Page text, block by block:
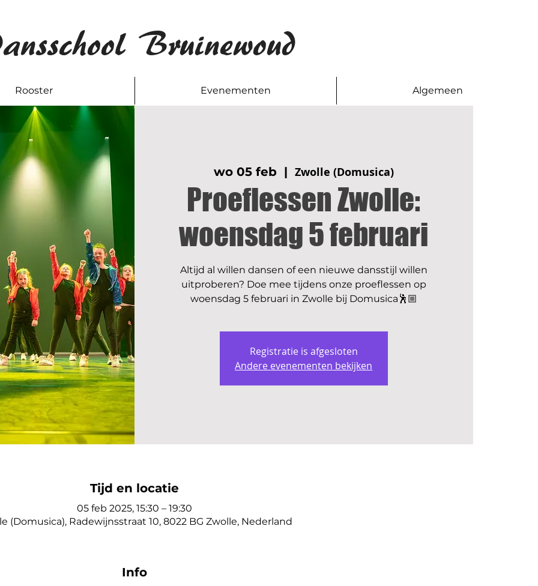
Bruinewoud
Rooster Evenementen Algemeen
wo 05 feb
  |
Zwolle (Domusica)
Proeflessen Zwolle:
woensdag 5 februari
Altijd al willen dansen of een nieuwe dansstijl willen
uitproberen? Doe mee tijdens onze proeflessen op
woensdag 5 februari in Zwolle bij Domusica🕺🏼
Registratie is afgesloten
Andere evenementen bekijken
Tijd en locatie
05 feb 2025, 15:30 – 19:30
(Domusica), Radewijnsstraat 10, 8022 BG Zwolle, Nederland
Info